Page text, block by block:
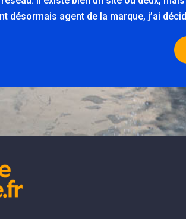
désormais agent de la marque, j’ai